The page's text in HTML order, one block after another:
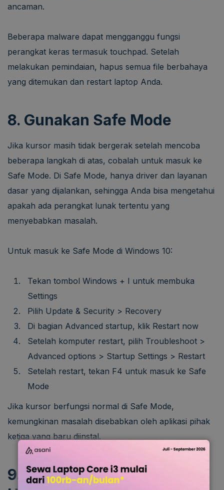
ancaman.
Beberapa malware dapat mengganggu fungsi
perangkat keras termasuk touchpad. Setelah
melakukan pemindaian, hapus semua file berbahaya
yang ditemukan dan restart laptop Anda.
8. Gunakan Safe Mode
Jika kursor masih tidak bergerak setelah mencoba
beberapa langkah di atas, cobalah untuk masuk ke
Safe Mode. Di Safe Mode, hanya driver dan layanan
dasar yang dijalankan, sehingga Anda bisa mengetahui
apakah ada perangkat lunak tertentu yang
menyebabkan masalah.
Untuk masuk ke Safe Mode di Windows 10:
Tekan tombol Windows + I untuk membuka
Settings
Pilih Update & Security > Recovery
Di bagian Advanced startup, klik Restart now
Setelah komputer restart, pilih Troubleshoot >
Advanced options > Startup Settings > Restart
Setelah restart, tekan F4 untuk masuk ke Safe
Mode
Jika kursor berfungsi normal di Safe Mode,
kemungkinan masalah disebabkan oleh aplikasi pihak
ketiga yang baru diinstal.
9. Periksa Koneksi